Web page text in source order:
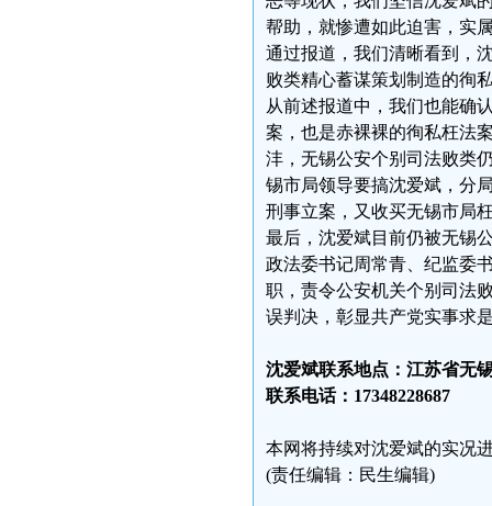
帮助，就惨遭如此迫害，实
通过报道，我们清晰看到，
败类精心蓄谋策划制造的徇
从前述报道中，我们也能确
案，也是赤裸裸的徇私枉法
沣，无锡公安个别司法败类
锡市局领导要搞沈爱斌，分
刑事立案，又收买无锡市局
最后，沈爱斌目前仍被无锡
政法委书记周常青、纪监委
职，责令公安机关个别司法
误判决，彰显共产党实事求
沈爱斌联系地点：江苏省无
联系电话：17348228687
本网将持续对沈爱斌的实况
(责任编辑：民生编辑)